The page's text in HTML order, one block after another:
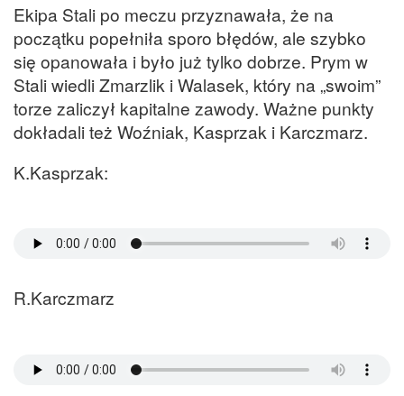
Ekipa Stali po meczu przyznawała, że na
początku popełniła sporo błędów, ale szybko
się opanowała i było już tylko dobrze. Prym w
Stali wiedli Zmarzlik i Walasek, który na „swoim”
torze zaliczył kapitalne zawody. Ważne punkty
dokładali też Woźniak, Kasprzak i Karczmarz.
K.Kasprzak:
R.Karczmarz